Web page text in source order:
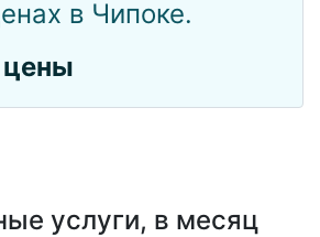
в Чипоке.
цены
услуги, в месяц